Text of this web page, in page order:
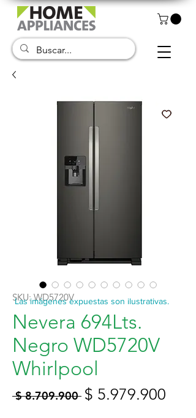
SKU: WD5720V
Nevera 694Lts.
Negro WD5720V
Whirlpool
$ 8.709.900 Precio
$ 5.979.900
Las imágenes expuestas son ilustrativas.